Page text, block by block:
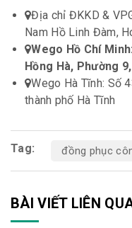
Địa chỉ ĐKKD &
Nam Hồ Linh Đàm,
Wego Hồ Chí
Hồng Hà, Phường
Wego Hà Tĩnh: Số
thành phố Hà Tĩnh
Tag: đồng phục
BÀI VIẾT LIÊN